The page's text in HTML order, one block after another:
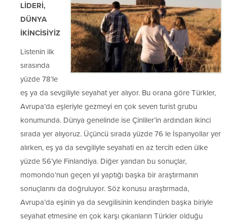
LİDERİ,
DÜNYA
İKİNCİSİYİZ
Listenin ilk
sırasında
yüzde 78’le
eş ya da sevgiliyle seyahat yer alıyor. Bu orana göre Türkler,
Avrupa’da eşleriyle gezmeyi en çok seven turist grubu
konumunda. Dünya genelinde ise Çinliler’in ardından ikinci
sırada yer alıyoruz. Üçüncü sırada yüzde 76 le İspanyollar yer
alırken, eş ya da sevgiliyle seyahati en az tercih eden ülke
yüzde 56’yle Finlandiya. Diğer yandan bu sonuçlar,
momondo’nun geçen yıl yaptığı başka bir araştırmanın
sonuçlarını da doğruluyor. Söz konusu araştırmada,
Avrupa’da eşinin ya da sevgilisinin kendinden başka biriyle
seyahat etmesine en çok karşı çıkanların Türkler olduğu